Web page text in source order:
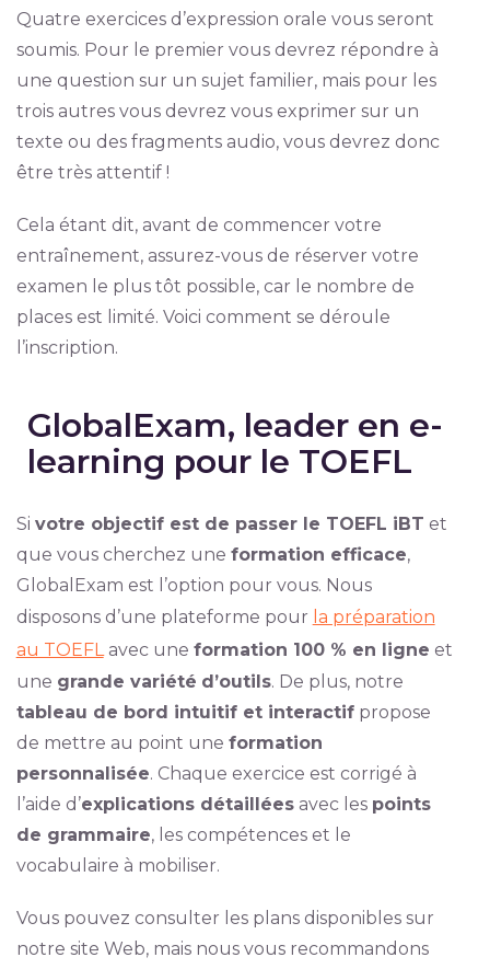
Quatre exercices d’expression orale vous seront
soumis. Pour le premier vous devrez répondre à
une question sur un sujet familier, mais pour les
trois autres vous devrez vous exprimer sur un
texte ou des fragments audio, vous devrez donc
être très attentif !
Cela étant dit, avant de commencer votre
entraînement, assurez-vous de réserver votre
examen le plus tôt possible, car le nombre de
places est limité. Voici comment se déroule
l’inscription.
GlobalExam, leader en e-
learning pour le TOEFL
Si votre objectif est de passer le TOEFL iBT et
que vous cherchez une formation efficace,
GlobalExam est l’option pour vous. Nous
disposons d’une plateforme pour la préparation
au TOEFLavec une formation 100 % en ligne et
une grande variété d’outils. De plus, notre
tableau de bord intuitif et interactifpropose
de mettre au point une formation
personnalisée. Chaque exercice est corrigé à
l’aide d’explications détailléesavec les points
de grammaire, les compétences et le
vocabulaire à mobiliser.
Vous pouvez consulter les plans disponibles sur
notre site Web, mais nous vous recommandons